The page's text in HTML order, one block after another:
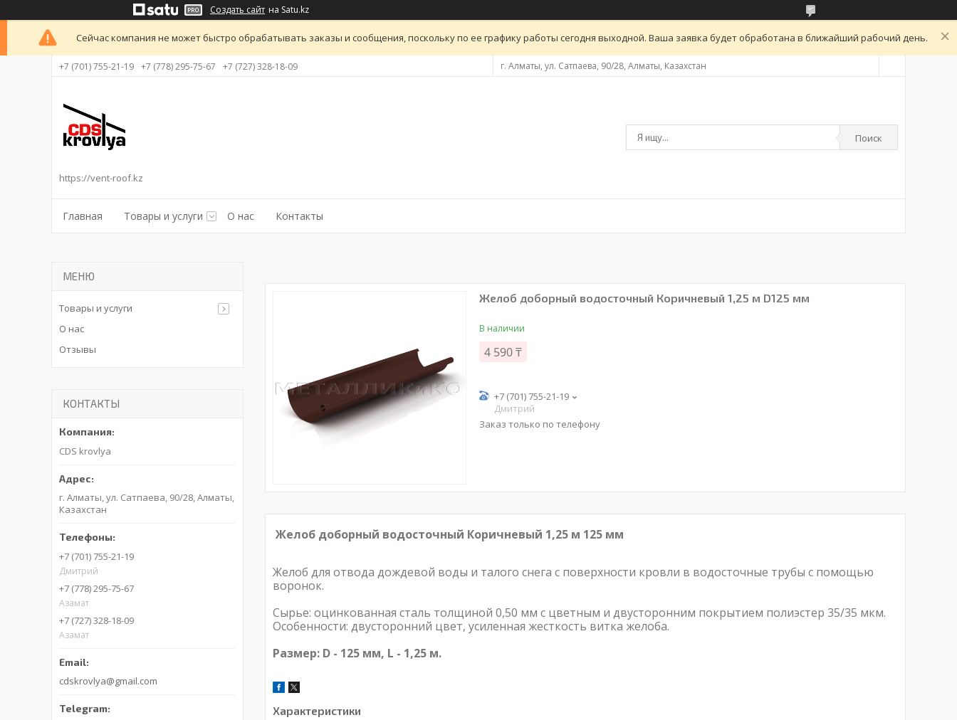
Создать сайт на Satu.kz
Сейчас компания не может быстро обрабатывать заказы и сообщения, поскольку по ее графику работы сегодня выходной. Ваша заявка будет обработана в ближайший рабочий день.
+7 (701) 755-21-19 +7 (778) 295-75-67 +7 (727) 328-18-09 г. Алматы, ул. Сатпаева, 90/28, Алматы, Казахстан
https://vent-roof.kz
Поиск
Главная Товары и услуги О нас Контакты
Желоб доборный водосточный Коричневый 1,25 м D125 мм
В наличии
4 590 ₸
+7 (701) 755-21-19
Дмитрий
Заказ только по телефону
Желоб доборный водосточный Коричневый 1,25 м 125 мм
Желоб для отвода дождевой воды и талого снега с поверхности кровли в водосточные трубы с помощью
воронок.
Сырье: оцинкованная сталь толщиной 0,50 мм с цветным и двусторонним покрытием полиэстер 35/35 мкм.
Особенности: двусторонний цвет, усиленная жесткость витка желоба.
Размер: D - 125 мм, L - 1,25 м.
Характеристики
Товары и услуги
О нас
Отзывы
КОНТАКТЫ
CDS krovlya
г. Алматы, ул. Сатпаева, 90/28, Алматы,
Казахстан
+7 (701) 755-21-19
Дмитрий
+7 (778) 295-75-67
Азамат
+7 (727) 328-18-09
Азамат
cdskrovlya@gmail.com